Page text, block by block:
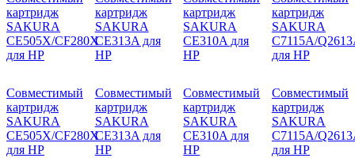
Совместимый
картридж
SAKURA
CE505X/CF280X
для HP
Совместимый
картридж
SAKURA
CE313A для
HP
Совместимый
картридж
SAKURA
CE310A для
HP
Совместимый
картридж
SAKURA
C7115A/
для HP